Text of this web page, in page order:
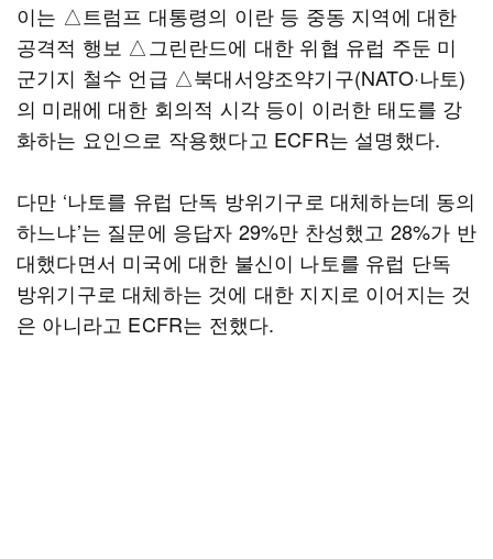
이는 △트럼프 대통령의 이란 등 중동 지역에 대한
공격적 행보 △그린란드에 대한 위협 유럽 주둔 미
군기지 철수 언급 △북대서양조약기구(NATO·나토)
의 미래에 대한 회의적 시각 등이 이러한 태도를 강
화하는 요인으로 작용했다고 ECFR는 설명했다.
다만 ‘나토를 유럽 단독 방위기구로 대체하는데 동의
하느냐’는 질문에 응답자 29%만 찬성했고 28%가 반
대했다면서 미국에 대한 불신이 나토를 유럽 단독
방위기구로 대체하는 것에 대한 지지로 이어지는 것
은 아니라고 ECFR는 전했다.